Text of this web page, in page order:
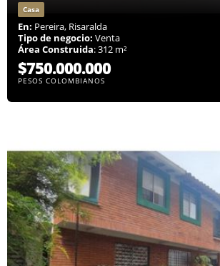
Casa
En: Pereira, Risaralda
Tipo de negocio: Venta
Área Construida: 312 m²
$750.000.000
PESOS COLOMBIANOS